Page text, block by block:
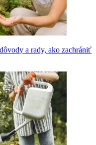
a rady, ako zachrániť